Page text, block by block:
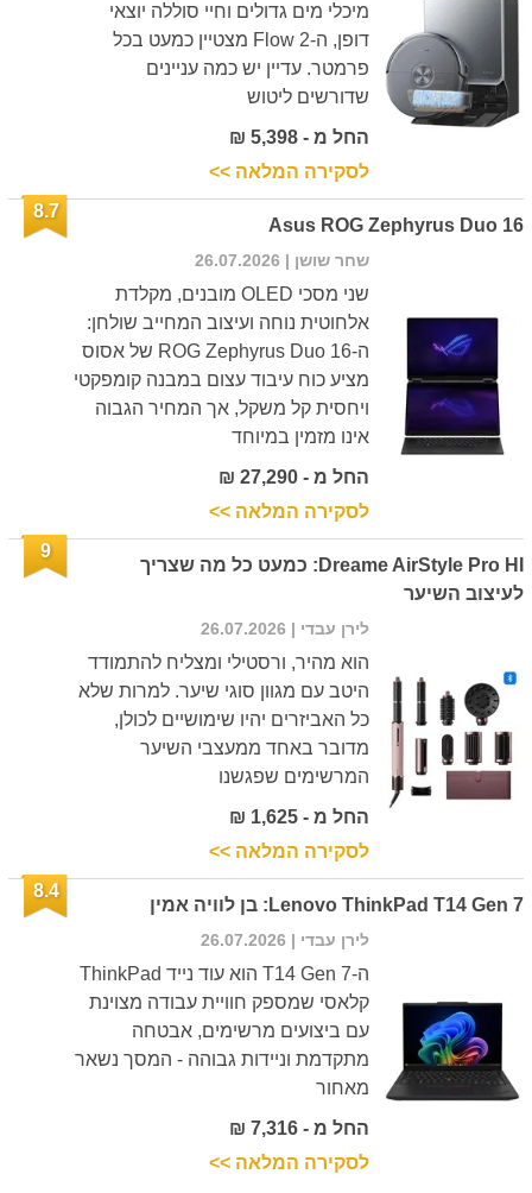
מיכלי מים גדולים וחיי סוללה יוצאי
דופן, ה-Flow 2 מצטיין כמעט בכל
פרמטר. עדיין יש כמה עניינים
שדורשים ליטוש
החל מ - 5,398 ₪
לסקירה המלאה >>
Asus ROG Zephyrus Duo 16
8.7
שחר שושן | 26.07.2026
שני מסכי OLED מובנים, מקלדת
אלחוטית נוחה ועיצוב המחייב שולחן:
ה-ROG Zephyrus Duo 16 של אסוס
מציע כוח עיבוד עצום במבנה קומפקטי
ויחסית קל משקל, אך המחיר הגבוה
אינו מזמין במיוחד
החל מ - 27,290 ₪
לסקירה המלאה >>
Dreame AirStyle Pro HI: כמעט כל מה שצריך
לעיצוב השיער
9
לירן עבדי | 26.07.2026
הוא מהיר, ורסטילי ומצליח להתמודד
היטב עם מגוון סוגי שיער. למרות שלא
כל האביזרים יהיו שימושיים לכולן,
מדובר באחד ממעצבי השיער
המרשימים שפגשנו
החל מ - 1,625 ₪
לסקירה המלאה >>
Lenovo ThinkPad T14 Gen 7: בן לוויה אמין
8.4
לירן עבדי | 26.07.2026
ה-T14 Gen 7 הוא עוד נייד ThinkPad
קלאסי שמספק חוויית עבודה מצוינת
עם ביצועים מרשימים, אבטחה
מתקדמת וניידות גבוהה - המסך נשאר
מאחור
החל מ - 7,316 ₪
לסקירה המלאה >>